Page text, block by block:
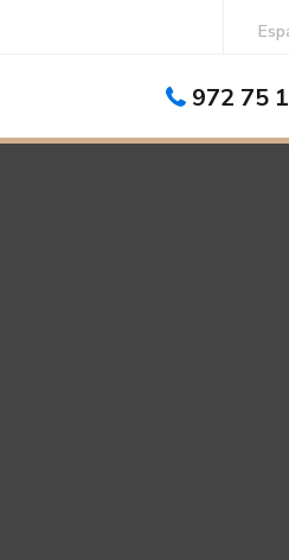
972 75